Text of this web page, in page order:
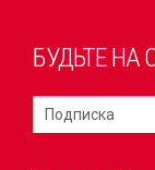
БУДЬТЕ НА